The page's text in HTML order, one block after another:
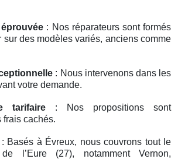
: Nos réparateurs sont formés
sur des modèles variés, anciens comme
: Nous intervenons dans les
votre demande.
tarifaire : Nos propositions sont
frais cachés.
: Basés à Évreux, nous couvrons tout le
de l’Eure (27), notamment Vernon,